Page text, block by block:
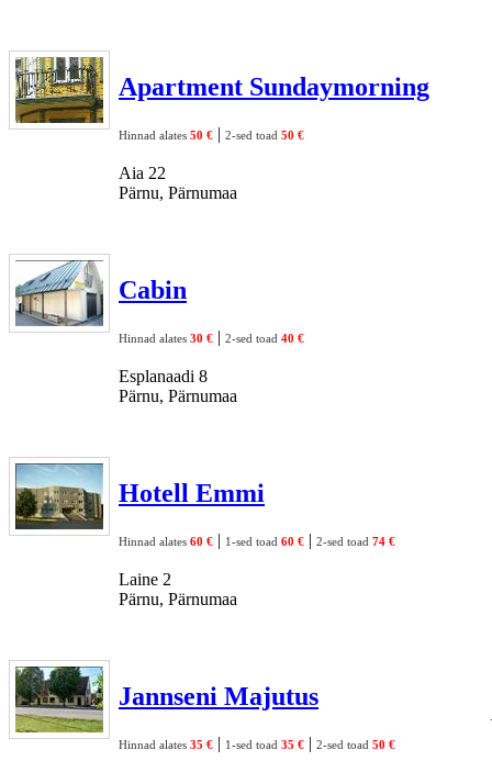
Apartment Sundaymorning
Hinnad alates 50 € | 2-sed toad 50 €
Aia 22
Pärnu, Pärnumaa
Cabin
Hinnad alates 30 € | 2-sed toad 40 €
Esplanaadi 8
Pärnu, Pärnumaa
Hotell Emmi
Hinnad alates 60 € | 1-sed toad 60 € | 2-sed toad 74 €
Laine 2
Pärnu, Pärnumaa
Jannseni Majutus
Hinnad alates 35 € | 1-sed toad 35 € | 2-sed toad 50 €